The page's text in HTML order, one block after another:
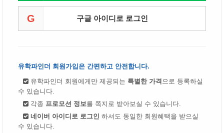
G 구글 아이디로 로그인
유학파인더 회원가입은 간편하고 안전합니다.
유학파인더 회원에게만 제공되는 특별한 가격 으로 등록하실
수 있습니다.
각종 프로모션 정보 를 쪽지로 받아보실 수 있습니다.
네이버 아이디로 로그인 하셔도 동일한 회원혜택을 받으실
수 있습니다.